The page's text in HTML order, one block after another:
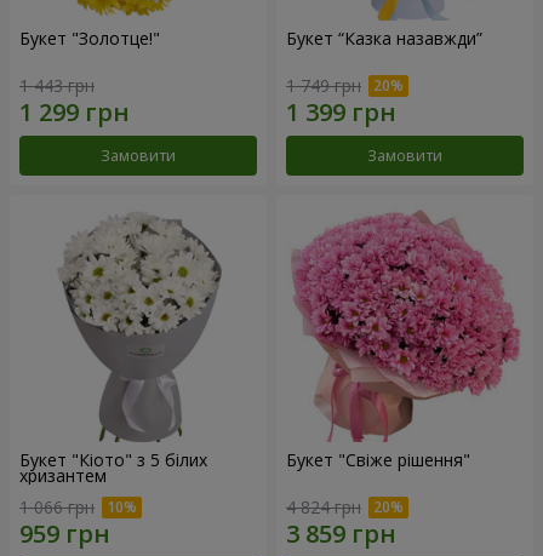
Букет "Золотце!"
1 443 грн
Замовити
Букет “Казка назавжди”
1 749 грн
Замовити
Букет "Кіото" з 5 білих
хризантем
1 066 грн
Букет "Свіже рішення"
4 824 грн